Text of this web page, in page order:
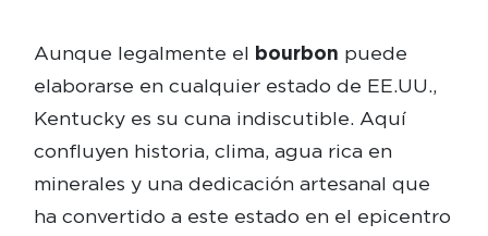
Aunque legalmente el bourbon puede
elaborarse en cualquier estado de EE.UU.,
Kentucky es su cuna indiscutible. Aquí
confluyen historia, clima, agua rica en
minerales y una dedicación artesanal que
ha convertido a este estado en el epicentro